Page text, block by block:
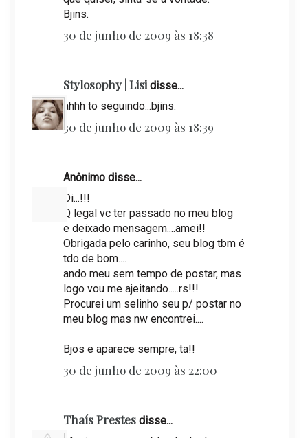
Bjins.
30 de junho de 2009 às 18:38
Stylosophy | Lisidisse...
ahhh to seguindo...bjins.
30 de junho de 2009 às 18:39
Anônimo disse...
Oi...!!!
Q legal vc ter passado no meu blog
e deixado mensagem....amei!!
Obrigada pelo carinho, seu blog tbm é
tdo de bom....
ando meu sem tempo de postar, mas
logo vou me ajeitando.....rs!!!
Procurei um selinho seu p/ postar no
meu blog mas nw encontrei....
Bjos e aparece sempre, ta!!
30 de junho de 2009 às 22:00
Thaís Prestesdisse...